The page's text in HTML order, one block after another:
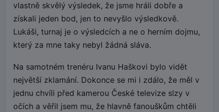
vlastně skvělý výsledek, že jsme hráli dobře a
získali jeden bod, jen to nevyšlo výsledkově.
Lukáši, turnaj je o výsledcích a ne o herním dojmu,
který za mne taky nebyl žádná sláva.
Na samotném trenéru Ivanu Haškovi bylo vidět
největší zklamání. Dokonce se mi i zdálo, že měl v
jednu chvíli před kamerou České televize slzy v
očích a věřil jsem mu, že hlavně fanouškům chtěli